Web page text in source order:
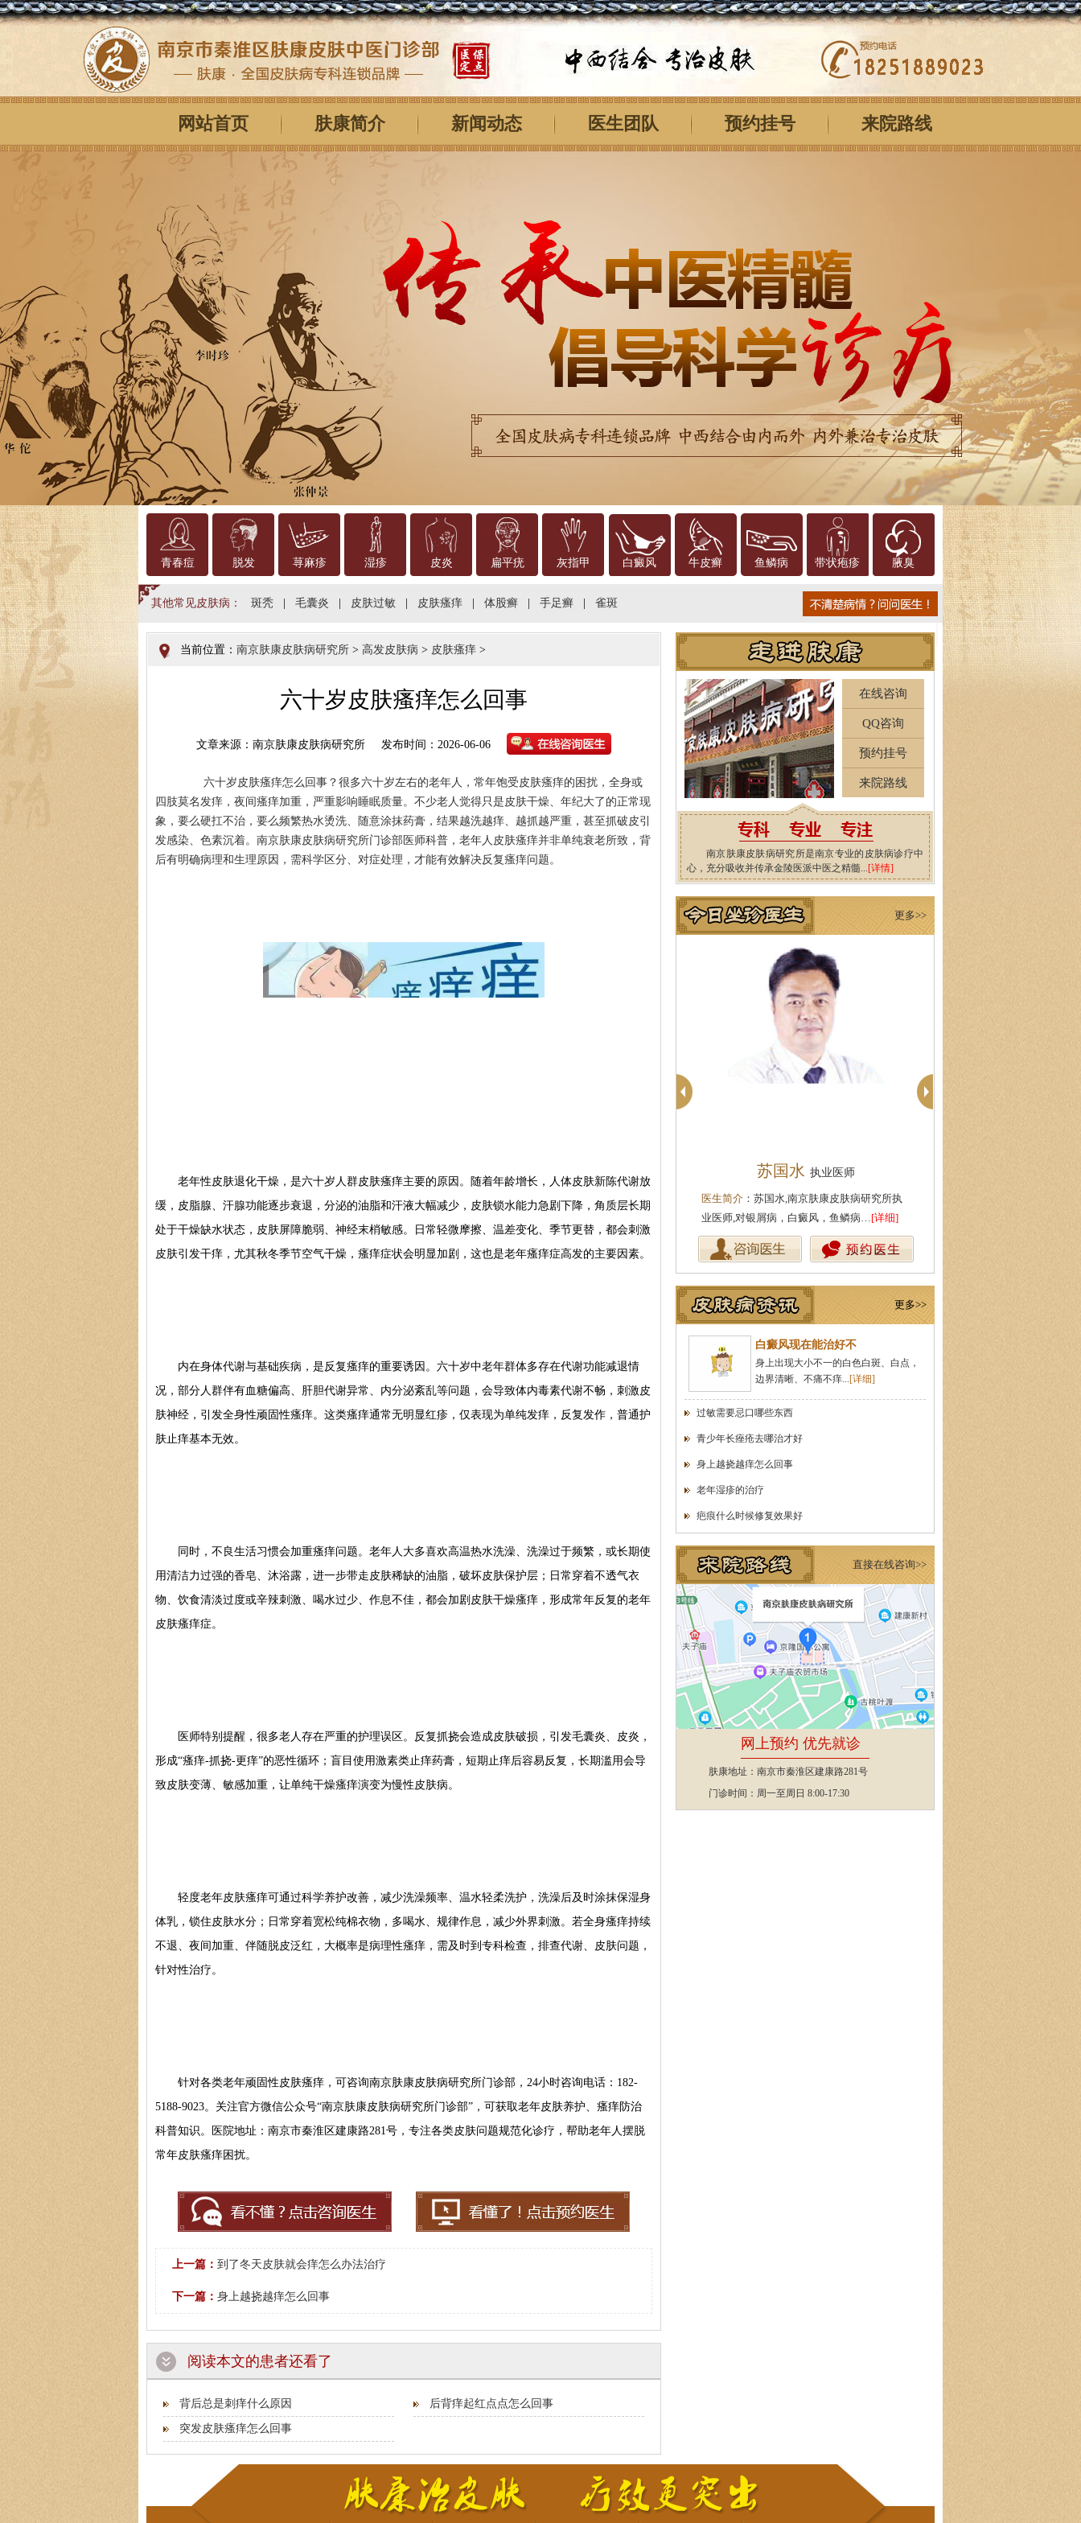
网站首页 肤康简介 新闻动态 医生团队 预约挂号 来院路线
青春痘 脱发 荨麻疹 湿疹 皮炎 扁平疣 灰指甲 白癜风 牛皮癣 鱼鳞病 带状疱疹 腋臭
其他常见皮肤病： 斑秃 毛囊炎 皮肤过敏 皮肤瘙痒 体股癣 手足癣 雀斑
当前位置： 南京肤康皮肤病研究所 > 高发皮肤病 > 皮肤瘙痒 >
六十岁皮肤瘙痒怎么回事
文章来源：南京肤康皮肤病研究所 发布时间：2026-06-06
六十岁皮肤瘙痒怎么回事？很多六十岁左右的老年人，常年饱受皮肤瘙痒的困扰，全身或
四肢莫名发痒，夜间瘙痒加重，严重影响睡眠质量。不少老人觉得只是皮肤干燥、年纪大了的正常现
象，要么硬扛不治，要么频繁热水烫洗、随意涂抹药膏，结果越洗越痒、越抓越严重，甚至抓破皮引
发感染、色素沉着。南京肤康皮肤病研究所门诊部医师科普，老年人皮肤瘙痒并非单纯衰老所致，背
后有明确病理和生理原因，需科学区分、对症处理，才能有效解决反复瘙痒问题。
老年性皮肤退化干燥，是六十岁人群皮肤瘙痒主要的原因。随着年龄增长，人体皮肤新陈代谢放
缓，皮脂腺、汗腺功能逐步衰退，分泌的油脂和汗液大幅减少，皮肤锁水能力急剧下降，角质层长期
处于干燥缺水状态，皮肤屏障脆弱、神经末梢敏感。日常轻微摩擦、温差变化、季节更替，都会刺激
皮肤引发干痒，尤其秋冬季节空气干燥，瘙痒症状会明显加剧，这也是老年瘙痒症高发的主要因素。
内在身体代谢与基础疾病，是反复瘙痒的重要诱因。六十岁中老年群体多存在代谢功能减退情
况，部分人群伴有血糖偏高、肝胆代谢异常、内分泌紊乱等问题，会导致体内毒素代谢不畅，刺激皮
肤神经，引发全身性顽固性瘙痒。这类瘙痒通常无明显红疹，仅表现为单纯发痒，反复发作，普通护
肤止痒基本无效。
同时，不良生活习惯会加重瘙痒问题。老年人大多喜欢高温热水洗澡、洗澡过于频繁，或长期使
用清洁力过强的香皂、沐浴露，进一步带走皮肤稀缺的油脂，破坏皮肤保护层；日常穿着不透气衣
物、饮食清淡过度或辛辣刺激、喝水过少、作息不佳，都会加剧皮肤干燥瘙痒，形成常年反复的老年
皮肤瘙痒症。
医师特别提醒，很多老人存在严重的护理误区。反复抓挠会造成皮肤破损，引发毛囊炎、皮炎，
形成“瘙痒-抓挠-更痒”的恶性循环；盲目使用激素类止痒药膏，短期止痒后容易反复，长期滥用会导
致皮肤变薄、敏感加重，让单纯干燥瘙痒演变为慢性皮肤病。
轻度老年皮肤瘙痒可通过科学养护改善，减少洗澡频率、温水轻柔洗护，洗澡后及时涂抹保湿身
体乳，锁住皮肤水分；日常穿着宽松纯棉衣物，多喝水、规律作息，减少外界刺激。若全身瘙痒持续
不退、夜间加重、伴随脱皮泛红，大概率是病理性瘙痒，需及时到专科检查，排查代谢、皮肤问题，
针对性治疗。
针对各类老年顽固性皮肤瘙痒，可咨询南京肤康皮肤病研究所门诊部，24小时咨询电话：182-
5188-9023。关注官方微信公众号“南京肤康皮肤病研究所门诊部”，可获取老年皮肤养护、瘙痒防治
科普知识。医院地址：南京市秦淮区建康路281号，专注各类皮肤问题规范化诊疗，帮助老年人摆脱
常年皮肤瘙痒困扰。
上一篇： 到了冬天皮肤就会痒怎么办法治疗
下一篇： 身上越挠越痒怎么回事
阅读本文的患者还看了
背后总是刺痒什么原因 后背痒起红点点怎么回事
突发皮肤瘙痒怎么回事
在线咨询
QQ咨询
预约挂号
来院路线
南京肤康皮肤病研究所是南京专业的皮肤病诊疗中
心，充分吸收并传承金陵医派中医之精髓...[详情]
更多>>
主任医师
医生简介：陈正琴，南京皮肤病研究所专家
苏国水 执业医师
医生简介 ：苏国水,南京肤康皮肤病研究所执
业医师,对银屑病，白癜风，鱼鳞病…[详细]
更多>>
白癜风现在能治好不
身上出现大小不一的白色白斑、白点，
边界清晰、不痛不痒...[详细]
过敏需要忌口哪些东西
青少年长痤疮去哪治才好
身上越挠越痒怎么回事
老年湿疹的治疗
疤痕什么时候修复效果好
直接在线咨询>>
网上预约 优先就诊
肤康地址：南京市秦淮区建康路281号
门诊时间：周一至周日 8:00-17:30